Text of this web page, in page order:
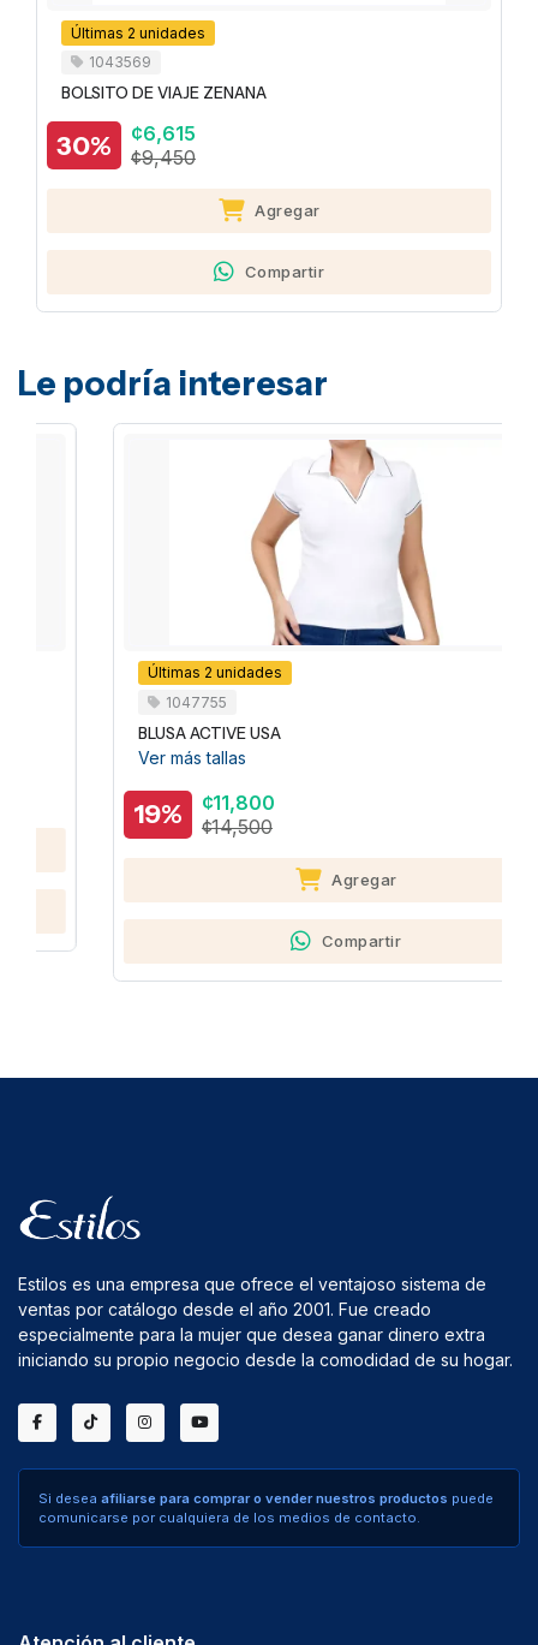
Últimas 2 unidades
1043569
BOLSITO DE VIAJE ZENANA
30%
¢6,615
¢9,450
Agregar
Compartir
Le podría interesar
Últimas 2 unidades
1047755
BLUSA ACTIVE USA
Ver más tallas
¢11,800
¢14,500
Agregar
Compartir
Estilos es una empresa que ofrece el ventajoso sistema de
ventas por catálogo desde el año 2001. Fue creado
especialmente para la mujer que desea ganar dinero extra
iniciando su propio negocio desde la comodidad de su hogar.
Si desea afiliarse para comprar o vender nuestros productos puede
comunicarse por cualquiera de los medios de contacto.